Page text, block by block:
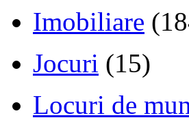
Imobiliare
Jocuri (15)
Locuri de